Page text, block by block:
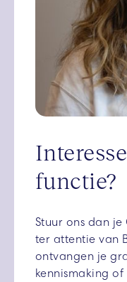
functie?
Stuur ons dan
ter attentie van
ontvangen je
kennismaking